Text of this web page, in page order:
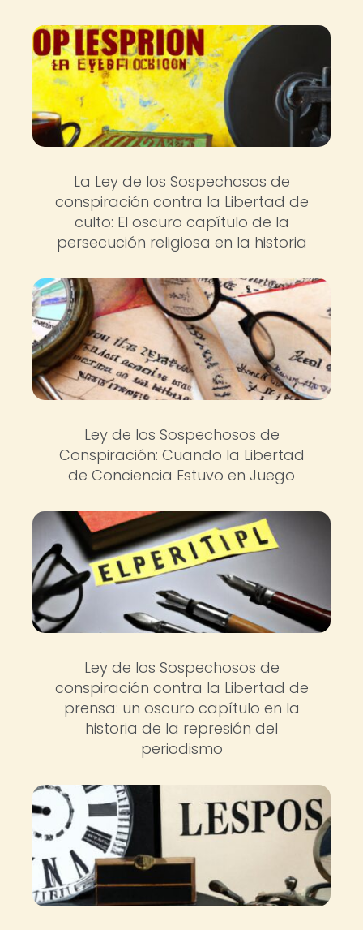
La Ley de los Sospechosos de
conspiración contra la Libertad de
culto: El oscuro capítulo de la
persecución religiosa en la historia
Ley de los Sospechosos de
Conspiración: Cuando la Libertad
de Conciencia Estuvo en Juego
Ley de los Sospechosos de
conspiración contra la Libertad de
prensa: un oscuro capítulo en la
historia de la represión del
periodismo